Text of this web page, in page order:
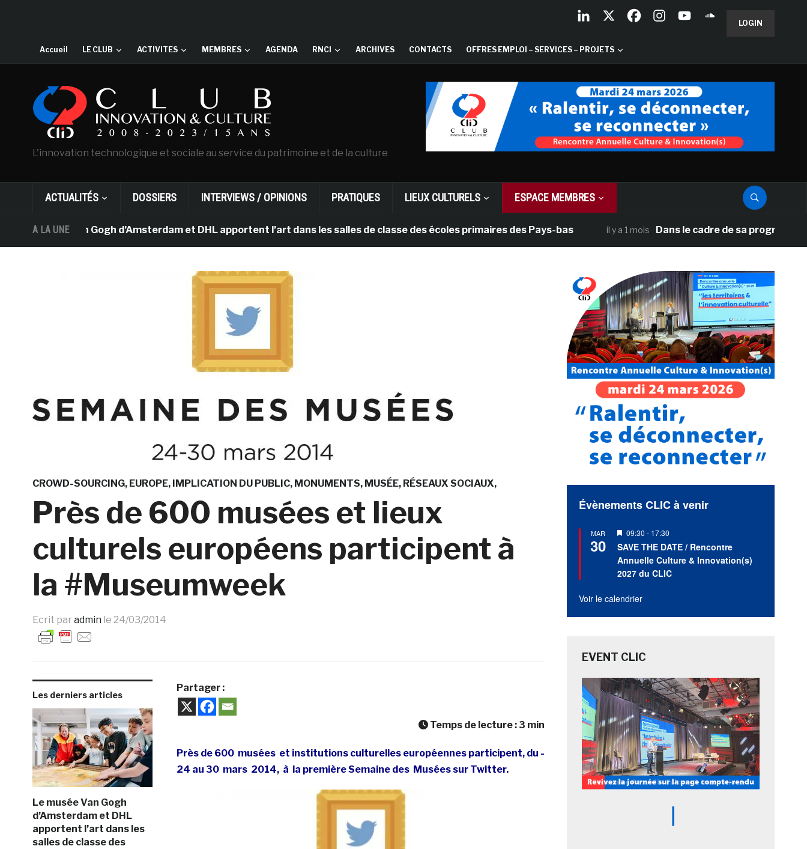
LOGIN
Accueil LE CLUB ACTIVITES MEMBRES AGENDA RNCI ARCHIVES CONTACTS OFFRES EMPLOI – SERVICES – PROJETS
L'innovation technologique et sociale au service du patrimoine et de la culture
ACTUALITÉS DOSSIERS INTERVIEWS / OPINIONS PRATIQUES LIEUX CULTURELS ESPACE MEMBRES
A LA UNE
musée Van Gogh d’Amsterdam et DHL apportent l’art dans les salles de classe des écoles primaires des Pays-bas il y a 1 mois Dans le cadre de sa programmation
CROWD-SOURCING EUROPE IMPLICATION DU PUBLIC MONUMENTS MUSÉE RÉSEAUX SOCIAUX
Près de 600 musées et lieux
culturels européens participent à
la #Museumweek
Ecrit par admin le 24/03/2014
Les derniers articles
Le musée Van Gogh
d’Amsterdam et DHL
apportent l’art dans les
salles de classe des
Partager :
Temps de lecture : 3 min
Près de 600 ­ musées ­ et ­institutions ­culturelles ­européennes ­participent, du ­
24 ­au ­30 ­ mars 2014, ­ à ­la ­première Semaine ­des ­ Musées ­sur ­Twitter.
Évènements CLIC à venir
MAR
30
Mis
en
avant
09:30 - 17:30
SAVE THE DATE / Rencontre
Annuelle Culture & Innovation(s)
2027 du CLIC
Voir le calendrier
EVENT CLIC